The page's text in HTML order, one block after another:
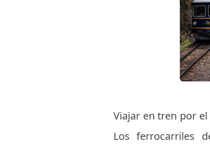
Viajar en tren por
Los ferrocarriles